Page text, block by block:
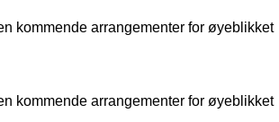
kommende arrangementer for øyeblikket
kommende arrangementer for øyeblikket